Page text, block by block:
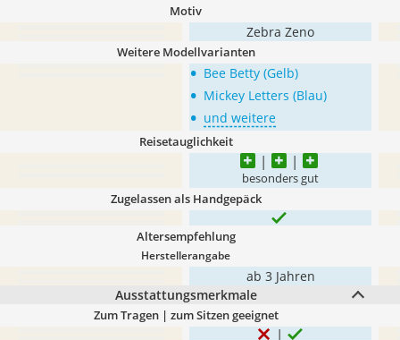
Motiv
Zebra Zeno
Weitere Modellvarianten
• Bee Betty (Gelb)
• Mickey Letters (Blau)
• und weitere
Reisetauglichkeit
besonders gut
Zugelassen als Handgepäck
Altersempfehlung
Herstellerangabe
ab 3 Jahren
Ausstattungsmerkmale
Zum Tragen | zum Sitzen geeignet